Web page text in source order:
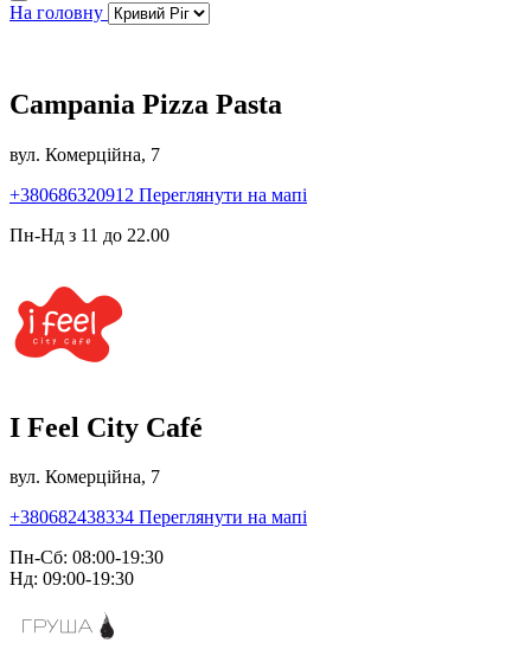
На головну
Campania Pizza Pasta
вул. Комерційна, 7
+380686320912 Переглянути на мапі
Пн-Нд з 11 до 22.00
I Feel City Café
вул. Комерційна, 7
+380682438334 Переглянути на мапі
Пн-Сб: 08:00-19:30
Нд: 09:00-19:30